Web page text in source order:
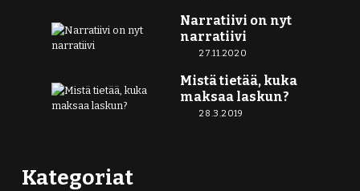
Narratiivi on nyt
narratiivi
27.11.2020
Mistä tietää, kuka
maksaa laskun?
28.3.2019
Kategoriat